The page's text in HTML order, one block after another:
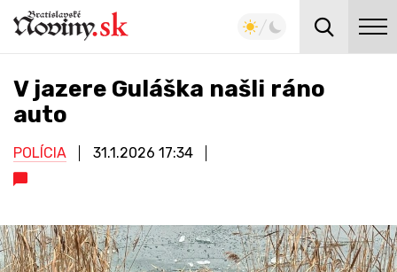
V jazere Guláška našli ráno
auto
POLÍCIA 31.1.2026 17:34